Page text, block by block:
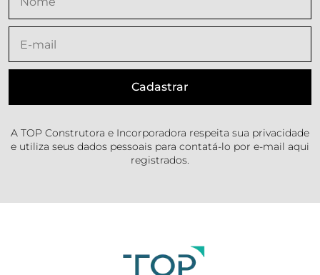
A TOP Construtora e Incorporadora respeita sua privacidade
e utiliza seus dados pessoais para contatá-lo por e-mail aqui
registrados.